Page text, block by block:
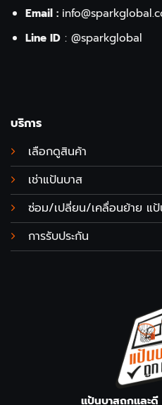
Email :
Line ID: @sparkglobal
บริการ
เลือกดูสินค้า
เช่าแป้นบาส
ซ่อม/เปลี่ยน/เคลื่อนย้าย แ
การรับประกัน
แป้นบาสถูกและดี